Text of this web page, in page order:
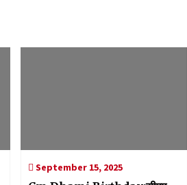
September 15, 2025